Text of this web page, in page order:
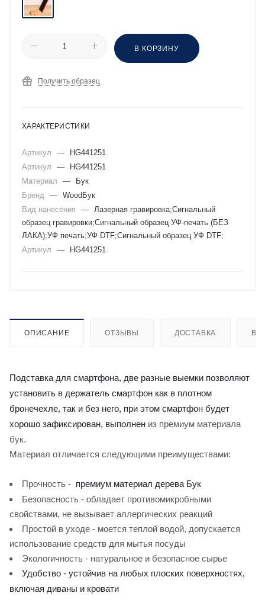
В КОРЗИНУ
Получить образец
ХАРАКТЕРИСТИКИ
Артикул —
HG441251
Артикул
—
HG441251
Материал
—
Бук
Бренд
— WoodБук
Вид нанесения
—
Лазерная гравировка;Сигнальный
образец гравировки;Сигнальный образец УФ-печать (БЕЗ
ЛАКА);УФ печать;УФ DTF;Сигнальный образец УФ DTF;
Артикул
— HG441251
ОПИСАНИЕ ОТЗЫВЫ ДОСТАВКА
Подставка для смартфона, две разные выемки позволяют
установить в держатель смартфон как в плотном
бронечехле, так и без него, при этом смартфон будет
хорошо зафиксирован, выполнен из премиум материала
бук.
Материал отличается следующими преимуществами:
Прочность - премиум материал дерева Бук
Безопасность - обладает противомикробными
свойствами, не вызывает аллергических реакций
Простой в уходе - моется теплой водой, допускается
использование средств для мытья посуды
Экологичность - натуральное и безопасное сырье
Удобство - устойчив на любых плоских поверхностях,
включая диваны и кровати